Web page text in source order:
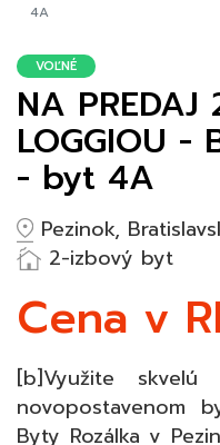
4A
VOĽNÉ
NA PREDAJ
LOGGIOU -
- byt 4A
Pezinok,
2-izbový byt
Cena v
[b]Využite
novopostavenom
Byty Rozálka v Pezinku.[/b]